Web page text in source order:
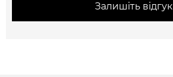
Залишіть відгук